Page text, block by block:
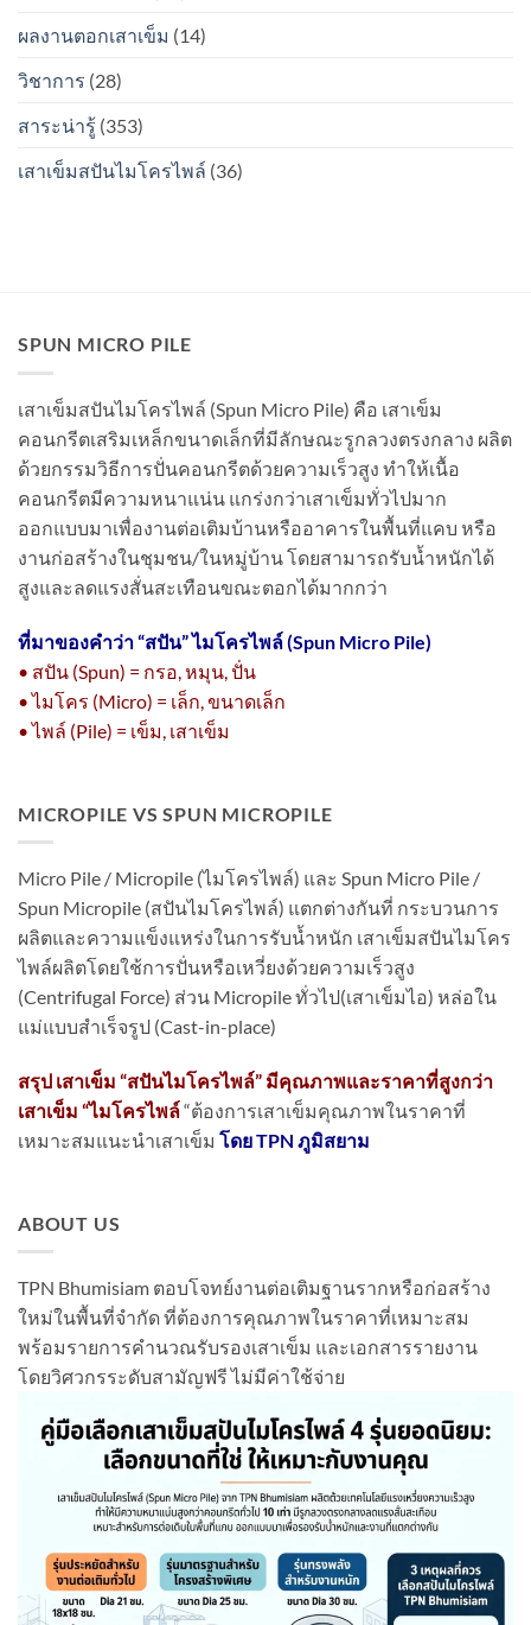
สนิม
ไหม?
ท่อน
จะ
ผลงานตอกเสาเข็ม (14)
วิชาการ (28)
สาระน่ารู้ (353)
เสาเข็มสปันไมโครไพล์ (36)
SPUN MICRO PILE
เสาเข็มสปันไมโครไพล์ (Spun Micro Pile) คือ เสาเข็ม
คอนกรีตเสริมเหล็กขนาดเล็กที่มีลักษณะรูกลวงตรงกลาง ผลิต
ด้วยกรรมวิธีการปั่นคอนกรีตด้วยความเร็วสูง ทำให้เนื้อ
คอนกรีตมีความหนาแน่น แกร่งกว่าเสาเข็มทั่วไปมาก
ออกแบบมาเพื่องานต่อเติมบ้านหรืออาคารในพื้นที่แคบ หรือ
งานก่อสร้างในชุมชน/ในหมู่บ้าน โดยสามารถรับน้ำหนักได้
สูงและลดแรงสั่นสะเทือนขณะตอกได้มากกว่า
ที่มาของคำว่า “สปัน” ไมโครไพล์ (Spun Micro Pile)
• สปัน (Spun) = กรอ, หมุน, ปั่น
• ไมโคร (Micro) = เล็ก, ขนาดเล็ก
• ไพล์ (Pile) = เข็ม, เสาเข็ม
MICROPILE VS SPUN MICROPILE
Micro Pile / Micropile (ไมโครไพล์) และ Spun Micro Pile /
Spun Micropile (สปันไมโครไพล์) แตกต่างกันที่ กระบวนการ
ผลิตและความแข็งแหร่งในการรับน้ำหนัก เสาเข็มสปันไมโคร
ไพล์ผลิตโดยใช้การปั่นหรือเหวี่ยงด้วยความเร็วสูง
(Centrifugal Force) ส่วน Micropile ทั่วไป(เสาเข็มไอ) หล่อใน
แม่แบบสำเร็จรูป (Cast-in-place)
สรุป เสาเข็ม “สปันไมโครไพล์” มีคุณภาพและราคาที่สูงกว่า
เสาเข็ม “ไมโครไพล์“ต้องการเสาเข็มคุณภาพในราคาที่
เหมาะสมแนะนำเสาเข็ม โดย TPN ภูมิสยาม
ABOUT US
TPN Bhumisiam ตอบโจทย์งานต่อเติมฐานรากหรือก่อสร้าง
ใหม่ในพื้นที่จำกัด ที่ต้องการคุณภาพในราคาที่เหมาะสม
พร้อมรายการคำนวณรับรองเสาเข็ม และเอกสารรายงาน
โดยวิศวกรระดับสามัญฟรี ไม่มีค่าใช้จ่าย